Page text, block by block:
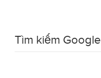
Tìm kiếm Google